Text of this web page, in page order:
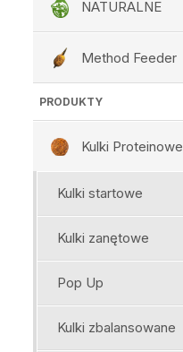
NATURALNE
Method Feeder
PRODUKTY
Kulki Proteinowe
Kulki startowe
Kulki zanętowe
Pop Up
Kulki zbalansowane